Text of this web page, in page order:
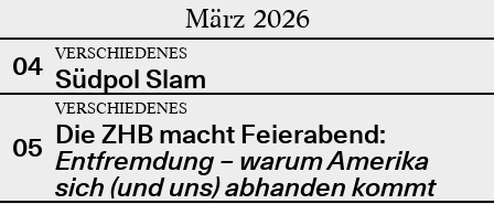
März 2026
04 VERSCHIEDENES
Südpol Slam
05
VERSCHIEDENES
Die ZHB macht Feierabend:
Entfremdung – warum Amerika
sich (und uns) abhanden kommt